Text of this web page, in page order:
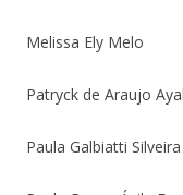
Melissa Ely Melo
Patryck de Araujo
Paula Galbiatti Silveira